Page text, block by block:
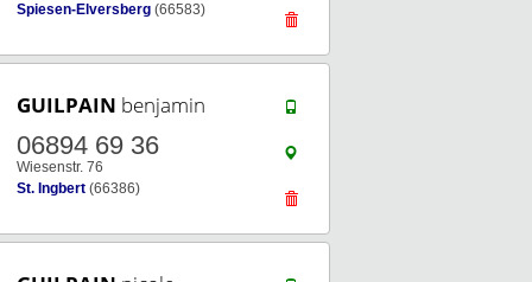
Spiesen-Elversberg (66583)
GUILPAIN benjamin
06894 69 36
Wiesenstr. 76
St. Ingbert (66386)